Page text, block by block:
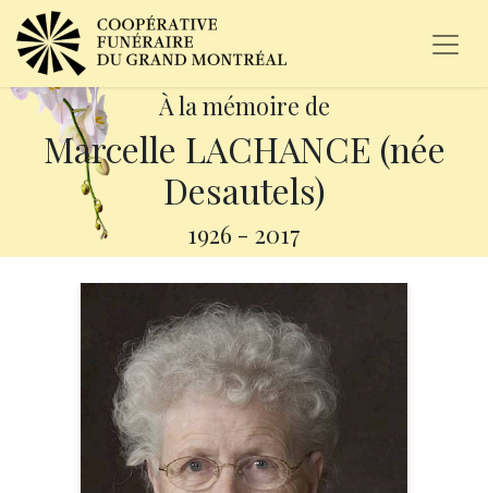
À la mémoire de
Marcelle LACHANCE (née
Desautels)
1926 - 2017